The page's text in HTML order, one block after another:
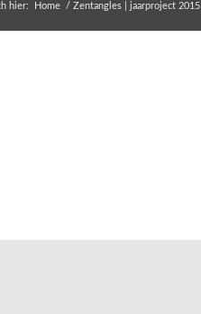
hier: Home / Zentangles | jaarproject 2015